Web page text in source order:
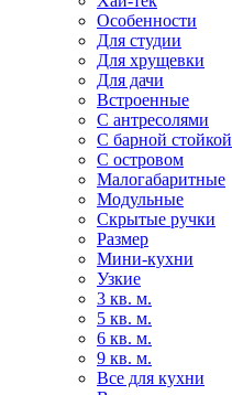
Особенности
Для студии
Для хрущевки
Для дачи
Встроенные
С антресолями
С барной стойкой
С островом
Малогабаритные
Модульные
Скрытые ручки
Размер
Мини-кухни
Узкие
3 кв. м.
5 кв. м.
6 кв. м.
9 кв. м.
Все для кухни